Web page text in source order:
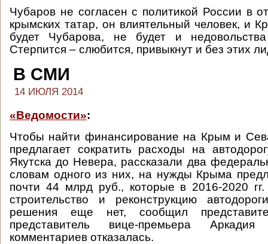
Чубаров не согласен с политикой России в
крымских татар, он влиятельный человек, и
будет Чубарова, не будет и
Стерпится – слюбится, привыкнут и без этих
В СМИ
14 ИЮЛЯ 2014
«Ведомости»:
Чтобы найти финансирование на Крым и
предлагает сократить расходы на
Якутска до Невера, рассказали два
словам одного из них, на нужды Крыма
почти 44 млрд руб., которые в 2016-2020
строительство и реконструкцию
решения еще нет, сообщил
представитель вице-премьера
комментариев отказалась.